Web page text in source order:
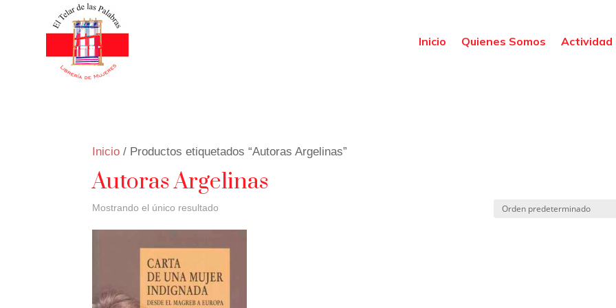
Inicio Quienes Somos Actividad
Inicio / Productos etiquetados “Autoras Argelinas”
Autoras Argelinas
Mostrando el único resultado